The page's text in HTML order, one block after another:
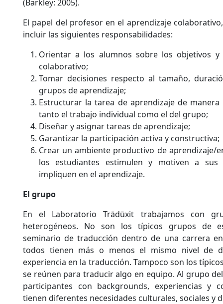
(Barkley: 2005).
El papel del profesor en el aprendizaje
incluir las siguientes responsabilidades:
Orientar a los alumnos sobre los objetivos y
colaborativo;
Tomar decisiones respecto al tamaño,
grupos de aprendizaje;
Estructurar la tarea de aprendizaje de
tanto el trabajo individual como el del grupo;
Diseñar y asignar tareas de aprendizaje;
Garantizar la participación activa y constructiva;
Crear un ambiente productivo de aprendizaje/
los estudiantes estimulen y motiven a sus
impliquen en el aprendizaje.
El grupo
En el Laboratorio Trādūxit trabajamos con
heterogéneos. No son los típicos grupos de
seminario de traducción dentro de una carrera
todos tienen más o menos el mismo nivel de
experiencia en la traducción. Tampoco son los
se reúnen para traducir algo en equipo. Al grupo
participantes con backgrounds, experiencias y
tienen diferentes necesidades culturales, sociales y